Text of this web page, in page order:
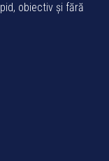
obiectiv și fără